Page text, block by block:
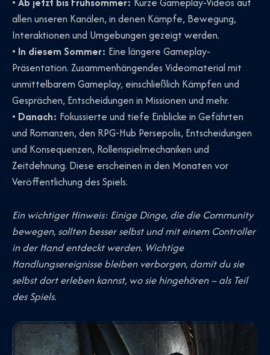
allen unseren Kanälen, in denen Kämpfe, Bewegung,
Interaktionen und Umgebungen gezeigt werden.
• In diesem Sommer: Eine längere Gameplay-
Präsentation. Zusammenhängendes Videomaterial mit
unmittelbarem Gameplay, einschließlich Kämpfen und
Gesprächen, Entscheidungen in Missionen und mehr.
• Danach: Fokussierte und tiefe Einblicke in Gefährten
und Romanzen, den RPG-Hub Persepolis, Entscheidungen
und Konsequenzen, Rollenspielmechaniken und
Zeitdehnung. Diese erscheinen in den Monaten vor
Veröffentlichung des Spiels.
Ein wichtiger Hinweis: Einige Dinge, die die Community
bewegen, sollten besser selbst und mit einem Controller
in der Hand entdeckt werden. Wichtige
Handlungsereignisse bleiben verborgen, damit du sie
selbst dort erleben kannst, wo sie hingehören – als Teil
des Spiels.